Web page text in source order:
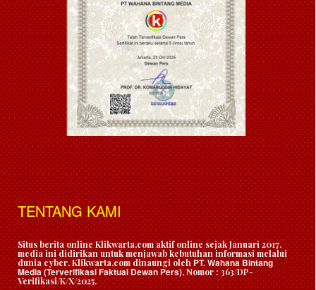
TENTANG KAMI
Situs berita online Klikwarta.com aktif online sejak Januari 2017,
media ini didirikan untuk menjawab kebutuhan informasi melalui
dunia cyber. Klikwarta.com dinaungi oleh PT. Wahana Bintang
Media (Terverifikasi Faktual Dewan Pers), Nomor : 363/DP-
Verifikasi/K/X/2025.